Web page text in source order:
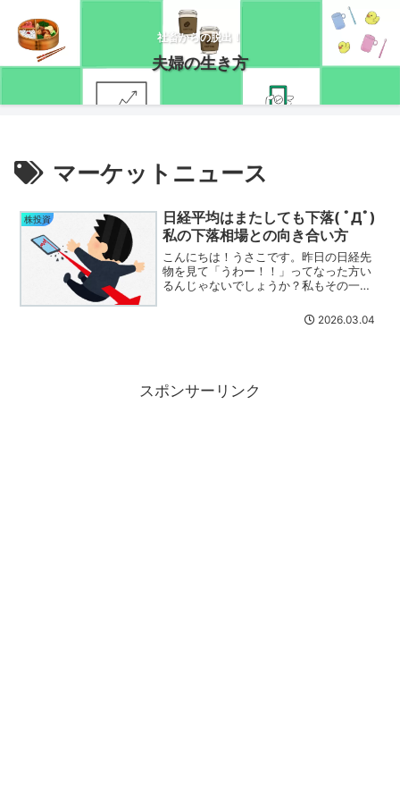
社畜からの脱出！
夫婦の生き方
マーケットニュース
株投資
日経平均はまたしても下落( ﾟДﾟ)
私の下落相場との向き合い方
こんにちは！うさこです。昨日の日経先
物を見て「うわー！！」ってなった方い
るんじゃないでしょうか？私もその一人
ると、私が思ったほどは下がりませんで
した。ついこの間買った三井住友トラス
2026.03.04
スポンサーリンク